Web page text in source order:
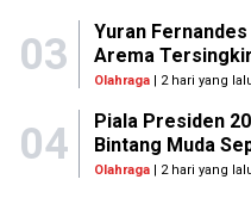
03
Yuran
Arema
Olahraga| 2 hari yang
04
Piala Presiden
Bintang Muda
Olahraga| 2 hari yang